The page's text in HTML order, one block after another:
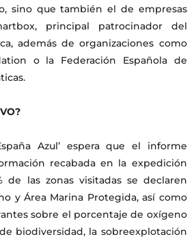
sino que también el de empresas
principal patrocinador del
además de organizaciones como
o la Federación Española de
Azul’ espera que el informe
recabada en la expedición
de las zonas visitadas se declaren
y Área Marina Protegida, así como
sobre el porcentaje de oxígeno
biodiversidad, la sobreexplotación